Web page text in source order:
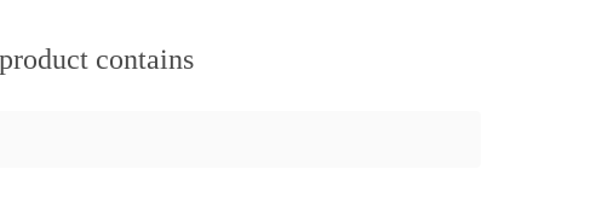
contains